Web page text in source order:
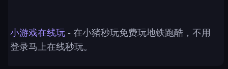
小游戏在线玩 - 在小猪秒玩免费玩地铁跑酷，不用
登录马上在线秒玩。